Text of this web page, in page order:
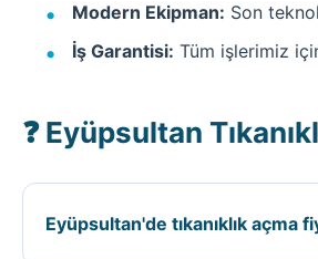
Modern Ekipman: Son
İş Garantisi: Tüm işlerimiz
❓ Eyüpsultan
Eyüpsultan'de tıkanıklık açma